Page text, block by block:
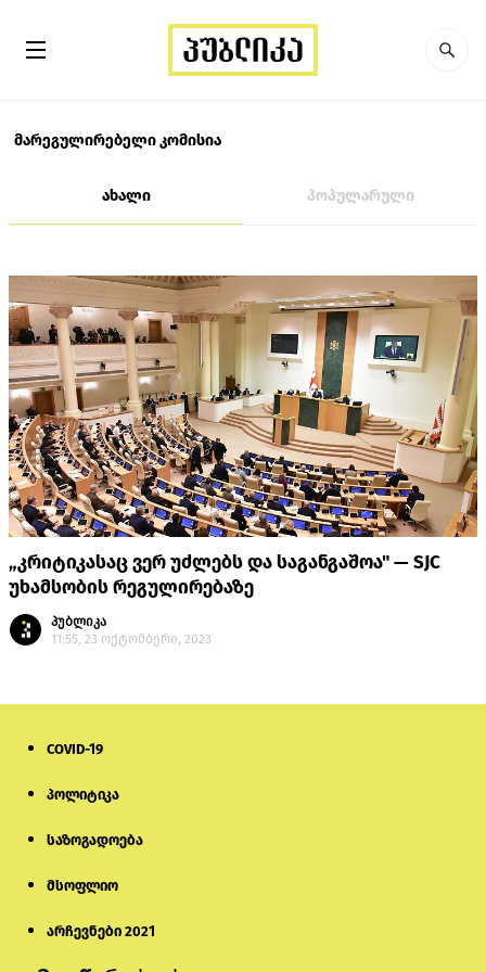
მარეგულირებელი კომისია
ახალი პოპულარული
„კრიტიკასაც ვერ უძლებს და საგანგაშოა" — SJC
უხამსობის რეგულირებაზე
პუბლიკა
11:55, 23 ოქტომბერი, 2023
COVID-19
პოლიტიკა
საზოგადოება
მსოფლიო
არჩევნები 2021